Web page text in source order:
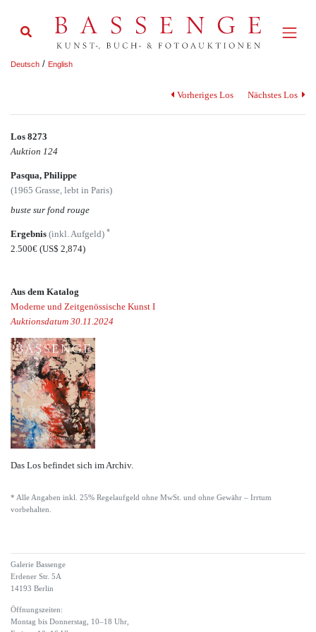
Deutsch / English
Vorheriges Los Nächstes Los
Los 8273
Auktion 124
Pasqua, Philippe
(1965 Grasse, lebt in Paris)
buste sur fond rouge
Ergebnis (inkl. Aufgeld) *
2.500€ (US$ 2,874)
Aus dem Katalog
Moderne und Zeitgenössische Kunst I
Auktionsdatum 30.11.2024
Das Los befindet sich im Archiv.
* Alle Angaben inkl. 25% Regelaufgeld ohne MwSt. und ohne Gewähr – Irrtum
vorbehalten.
Galerie Bassenge
Erdener Str. 5A
14193 Berlin
Öffnungszeiten:
Montag bis Donnerstag, 10–18 Uhr,